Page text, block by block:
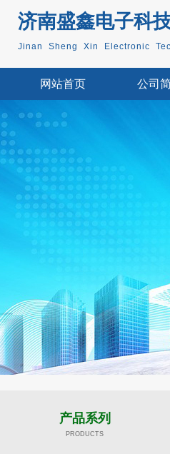
济南盛鑫电子科
Jinan Sheng Xin Electronic
网站首页 公司
产品系列
PRODUCTS